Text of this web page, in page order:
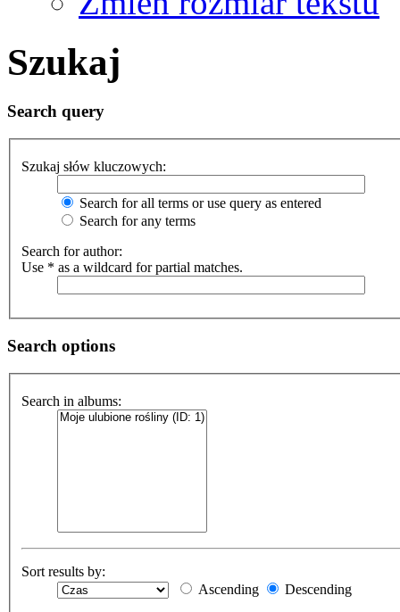
Szukaj
Search query
Szukaj słów kluczowych:
Search for all terms or use query as entered
Search for any terms
Search for author:
Use * as a wildcard for partial matches.
Search options
Search in albums:
Sort results by:
Ascending
Descending